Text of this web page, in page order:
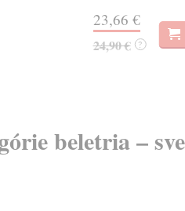
23,66 €
24,90 € ?
beletria –